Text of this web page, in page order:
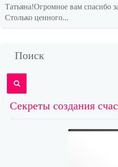
Татьяна!Огромное вам спасибо
Столько ценного...
Поиск
Секреты создания